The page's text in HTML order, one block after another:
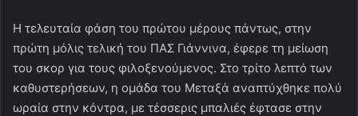
Η τελευταία φάση του πρώτου μέρους πάντως, στην
πρώτη μόλις τελική του ΠΑΣ Γιάννινα, έφερε τη μείωση
του σκορ για τους φιλοξενούμενος. Στο τρίτο λεπτό των
καθυστερήσεων, η ομάδα του Μεταξά αναπτύχθηκε πολύ
ωραία στην κόντρα, με τέσσερις μπαλιές έφτασε στην